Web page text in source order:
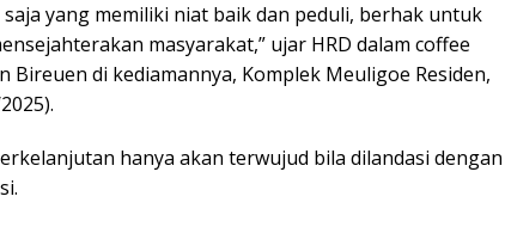
yang memiliki niat baik dan peduli, berhak untuk
masyarakat,” ujar HRD dalam coffee
di kediamannya, Komplek Meuligoe Residen,
hanya akan terwujud bila dilandasi dengan